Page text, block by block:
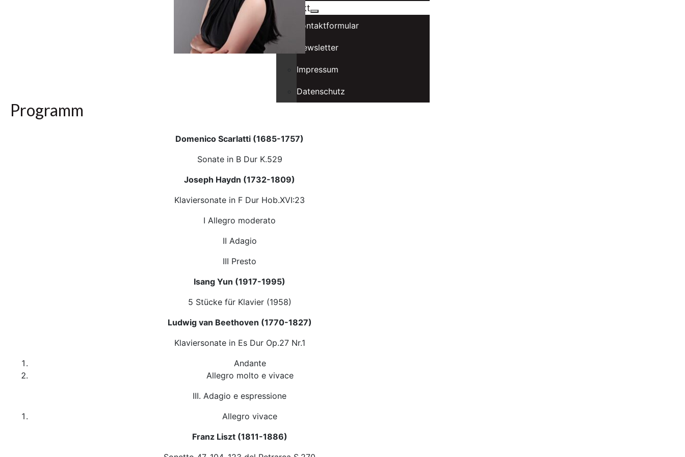
Kontakt
Kontaktformular
Newsletter
Impressum
Datenschutz
Programm
Domenico Scarlatti (1685-1757)
Sonate in B Dur K.529
Joseph Haydn (1732-1809)
Klaviersonate in F Dur Hob.XVI:23
I Allegro moderato
II Adagio
III Presto
Isang Yun (1917-1995)
5 Stücke für Klavier (1958)
Ludwig van Beethoven (1770-1827)
Klaviersonate in Es Dur Op.27 Nr.1
Andante
Allegro molto e vivace
III. Adagio e espressione
Allegro vivace
Franz Liszt (1811-1886)